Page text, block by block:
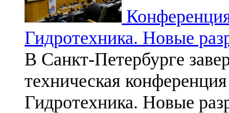
Гидротехника. Новые
В Санкт-Петербурге
техническая
Гидротехника. Новые